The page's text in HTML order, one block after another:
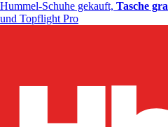
Hummel-Schuhe gekauft, Tasche
und Topflight Pro